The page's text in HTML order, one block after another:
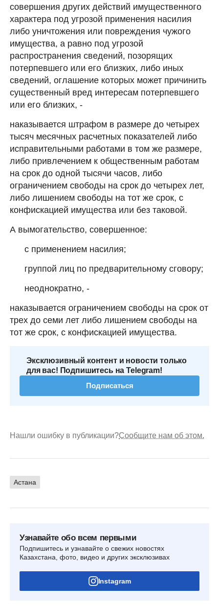
совершения других действий имущественного
характера под угрозой применения насилия
либо уничтожения или повреждения чужого
имущества, а равно под угрозой
распространения сведений, позорящих
потерпевшего или его близких, либо иных
сведений, оглашение которых может причинить
существенный вред интересам потерпевшего
или его близких, -
наказывается штрафом в размере до четырех
тысяч месячных расчетных показателей либо
исправительными работами в том же размере,
либо привлечением к общественным работам
на срок до одной тысячи часов, либо
ограничением свободы на срок до четырех лет,
либо лишением свободы на тот же срок, с
конфискацией имущества или без таковой.
А вымогательство, совершенное:
с применением насилия;
группой лиц по предварительному сговору;
неоднократно, -
наказывается ограничением свободы на срок от
трех до семи лет либо лишением свободы на
тот же срок, с конфискацией имущества.
Эксклюзивный контент и новости только
для вас! Подпишитесь на Telegram!
Подписаться
Нашли ошибку в публикации?Сообщите нам об этом.
Астана
Узнавайте обо всем первыми
Подпишитесь и узнавайте о свежих новостях
Казахстана, фото, видео и других эксклюзивах
Instagram